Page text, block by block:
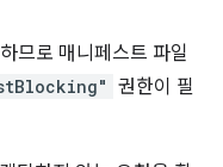
므로 매니페스트 파일
권한이 필